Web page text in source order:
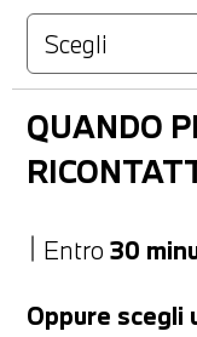
QUANDO
Entro 30
Oppure scegli